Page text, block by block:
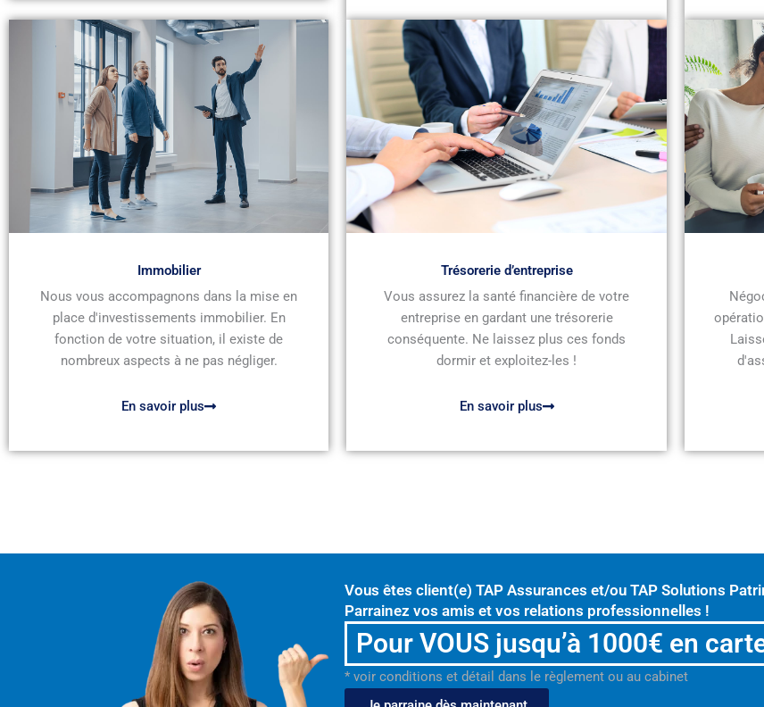
Immobilier
Nous vous accompagnons dans la mise en
place d'investissements immobilier. En
fonction de votre situation, il existe de
nombreux aspects à ne pas négliger.
En savoir plus
Trésorerie d’entreprise
Vous assurez la santé financière de votre
entreprise en gardant une trésorerie
conséquente. Ne laissez plus ces fonds
dormir et exploitez-les !
En savoir plus
Vous êtes client(e) TAP Assurances et/ou TAP Solutions
Parrainez vos amis et vos relations professionnelles !
Pour VOUS jusqu’à 1000€ en
* voir conditions et détail dans le règlement ou au cabinet